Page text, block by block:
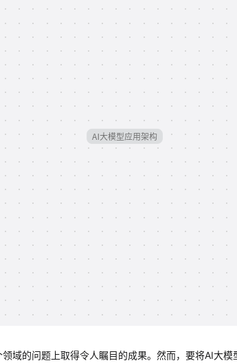
域的问题上取得令人瞩目的成果。然而，要将AI大模